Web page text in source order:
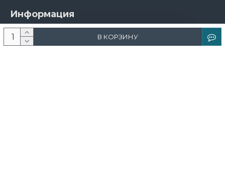
В КОРЗИНУ
Информация
О компании
Новости и акции